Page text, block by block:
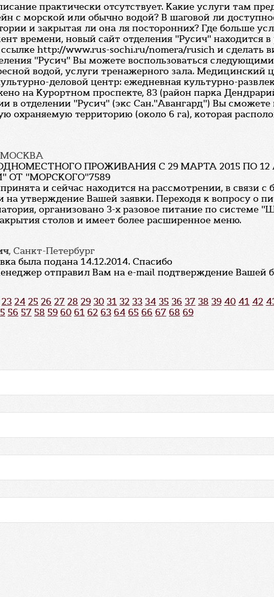
практически отсутствует. Какие услуги там
с морской или обычно водой? В шаговой ли
и закрытая ли она ля посторонних? Где больше
времени, новый сайт отделения "Русич" находится
http://www.rus-sochi.ru/nomera/rusich и сделать
"Русич" Вы можете воспользоваться
водой, услуги тренажерного зала. Медицинский
деловой центр: ежедневная культурно-
на Курортном проспекте, 83 (район парка
отделении "Русич" (экс Сан."Авангард") Вы сможете
охраняемую территорию (около 6 га), которая
МОСКВА
ПРОЖИВАНИЯ С 29 МАРТА 2015 ПО 12
ОТ "МОРСКОГО"7589
и сейчас находится на рассмотрении, в связи с
на утверждение Вашей заявки. Переходя к вопросу о
организовано 3-х разовое питание по системе
столов и имеет более расширенное меню.
, Санкт-Петербург
была подана 14.12.2014. Спасибо
отправил Вам на e-mail подтверждение Вашей
23 24 25 26 27 28 29 30 31 32 33 34 35 36 37 38 39 40 41 42
56 57 58 59 60 61 62 63 64 65 66 67 68 69